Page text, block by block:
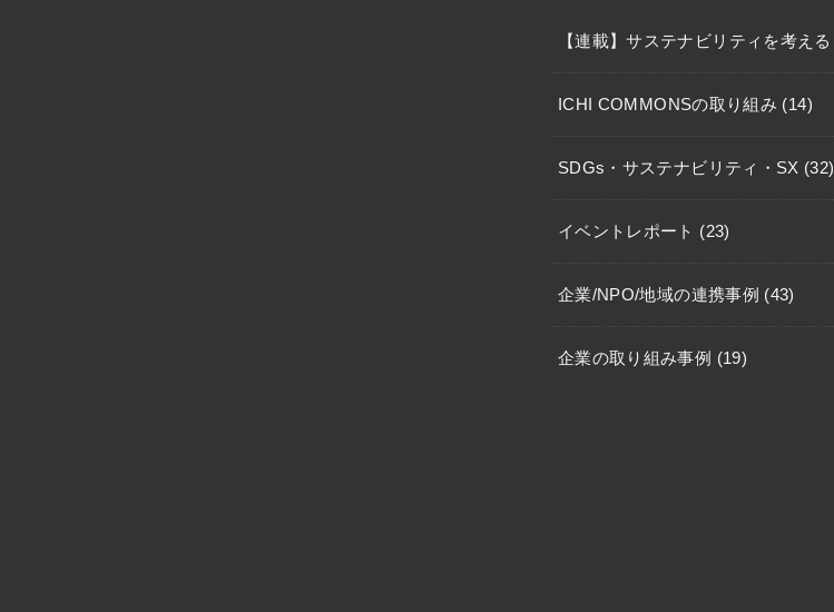
【連載】サステナビリティを考える
ICHI COMMONSの取り組み (14)
SDGs・サステナビリティ・SX (32)
イベントレポート (23)
企業/NPO/地域の連携事例 (43)
企業の取り組み事例 (19)